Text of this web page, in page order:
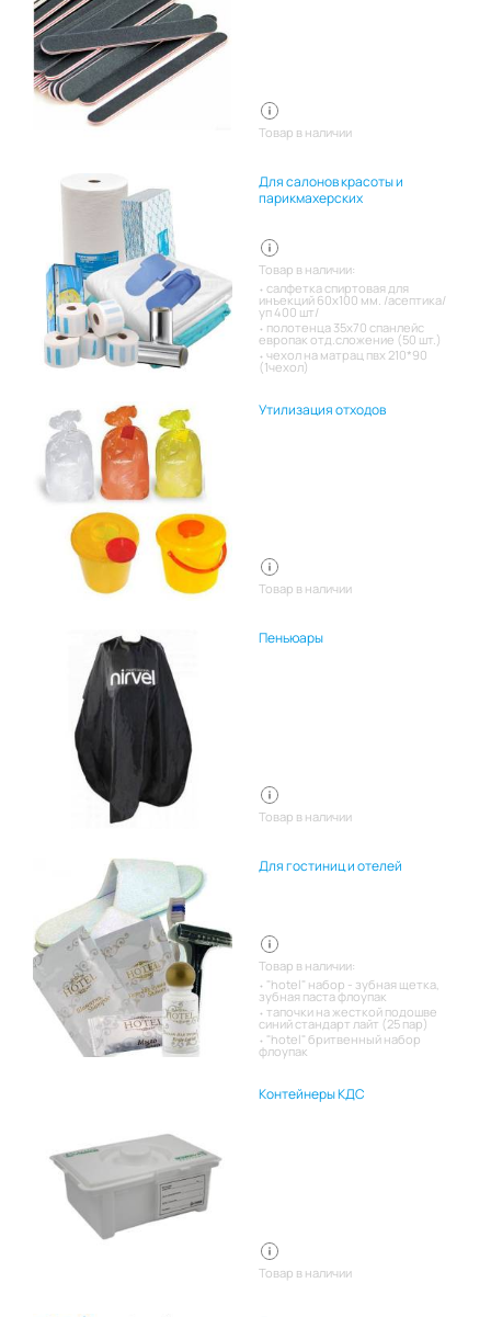
Товар в наличии
Для салонов красоты и
парикмахерских
Товар в наличии:
салфетка спиртовая для
инъекций 60х100 мм. /асептика/
уп 400 шт/
полотенца 35х70 спанлейс
европак отд.сложение (50 шт.)
чехол на матрац пвх 210*90
(1чехол)
Утилизация отходов
Товар в наличии
Пеньюары
Товар в наличии
Для гостиниц и отелей
Товар в наличии:
"hotel" набор - зубная щетка,
зубная паста флоупак
тапочки на жесткой подошве
синий стандарт лайт (25 пар)
"hotel" бритвенный набор
флоупак
Контейнеры КДС
Товар в наличии